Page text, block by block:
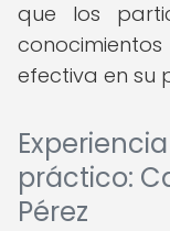
que los
efectiva en su
práctico:
Pérez